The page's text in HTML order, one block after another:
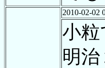
2010-02-02
小
明